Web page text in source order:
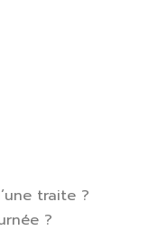
traite ?
?